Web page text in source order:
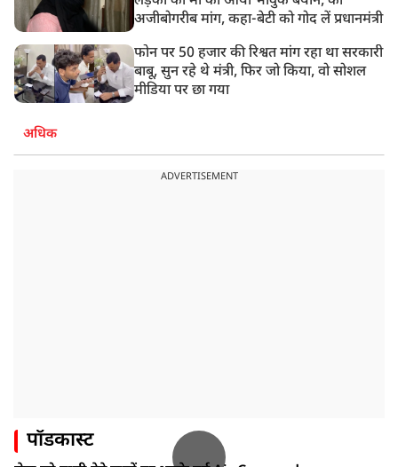
अजीबोगरीब मांग, कहा-बेटी को गोद लें प्रधानमंत्री
फोन पर 50 हजार की रिश्वत मांग रहा था सरकारी
बाबू, सुन रहे थे मंत्री, फिर जो किया, वो सोशल
मीडिया पर छा गया
अधिक
ADVERTISEMENT
पॉडकास्ट